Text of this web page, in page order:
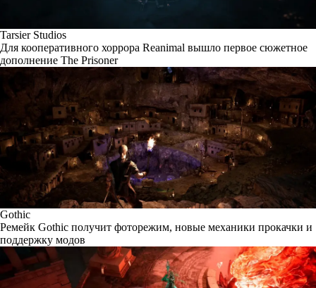
Tarsier Studios
Для кооперативного хоррора Reanimal вышло первое сюжетное
дополнение The Prisoner
Gothic
Ремейк Gothic получит фоторежим, новые механики прокачки и
поддержку модов